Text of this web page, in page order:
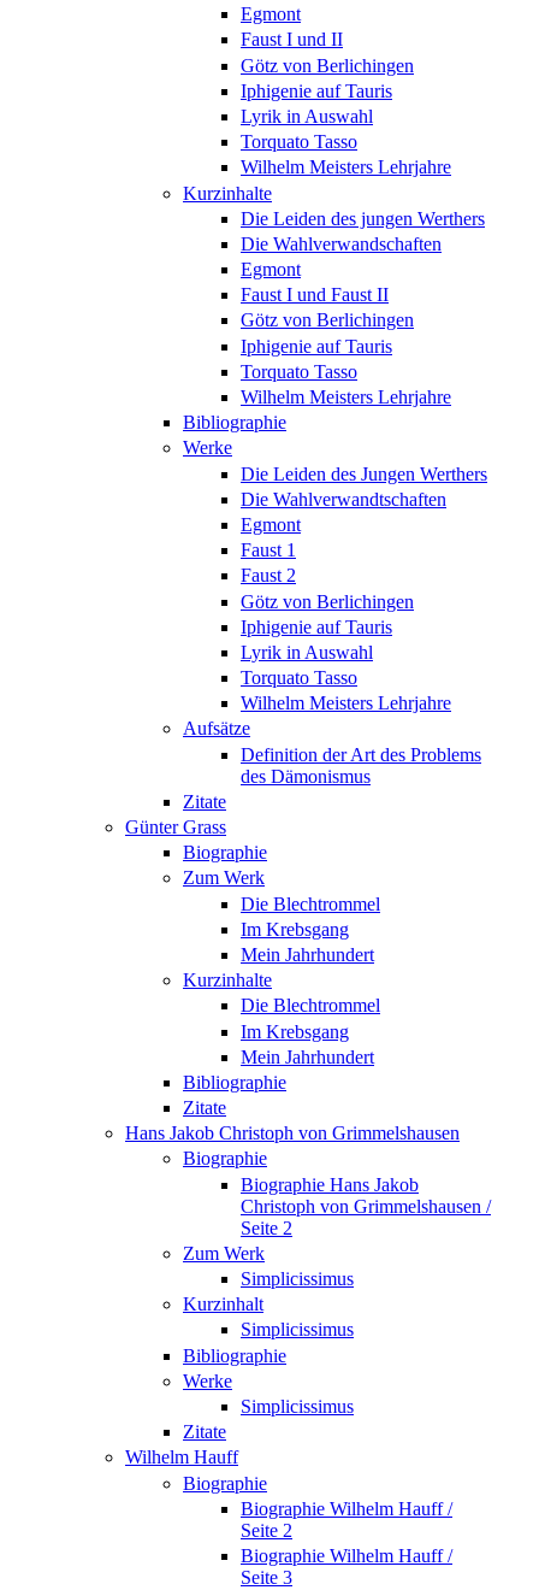
Egmont
Faust I und II
Götz von Berlichingen
Iphigenie auf Tauris
Lyrik in Auswahl
Torquato Tasso
Wilhelm Meisters Lehrjahre
Kurzinhalte
Die Leiden des jungen Werthers
Die Wahlverwandschaften
Egmont
Faust I und Faust II
Götz von Berlichingen
Iphigenie auf Tauris
Torquato Tasso
Wilhelm Meisters Lehrjahre
Bibliographie
Werke
Die Leiden des Jungen Werthers
Die Wahlverwandtschaften
Egmont
Faust 1
Faust 2
Götz von Berlichingen
Iphigenie auf Tauris
Lyrik in Auswahl
Torquato Tasso
Wilhelm Meisters Lehrjahre
Aufsätze
Definition der Art des Problems
des Dämonismus
Zitate
Günter Grass
Biographie
Zum Werk
Die Blechtrommel
Im Krebsgang
Mein Jahrhundert
Kurzinhalte
Die Blechtrommel
Im Krebsgang
Mein Jahrhundert
Bibliographie
Zitate
Hans Jakob Christoph von Grimmelshausen
Biographie
Biographie Hans Jakob
Christoph von Grimmelshausen /
Seite 2
Zum Werk
Simplicissimus
Kurzinhalt
Simplicissimus
Bibliographie
Werke
Simplicissimus
Zitate
Wilhelm Hauff
Biographie
Biographie Wilhelm Hauff /
Seite 2
Biographie Wilhelm Hauff /
Seite 3